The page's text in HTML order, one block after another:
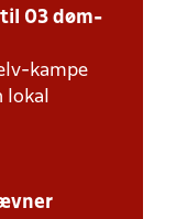
03 døm-
kampe